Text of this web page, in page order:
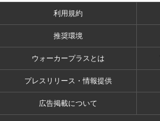
利用規約
推奨環境
ウォーカープラスとは
プレスリリース・情報提供
広告掲載について